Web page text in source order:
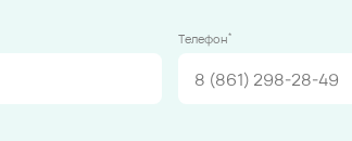
Телефон*